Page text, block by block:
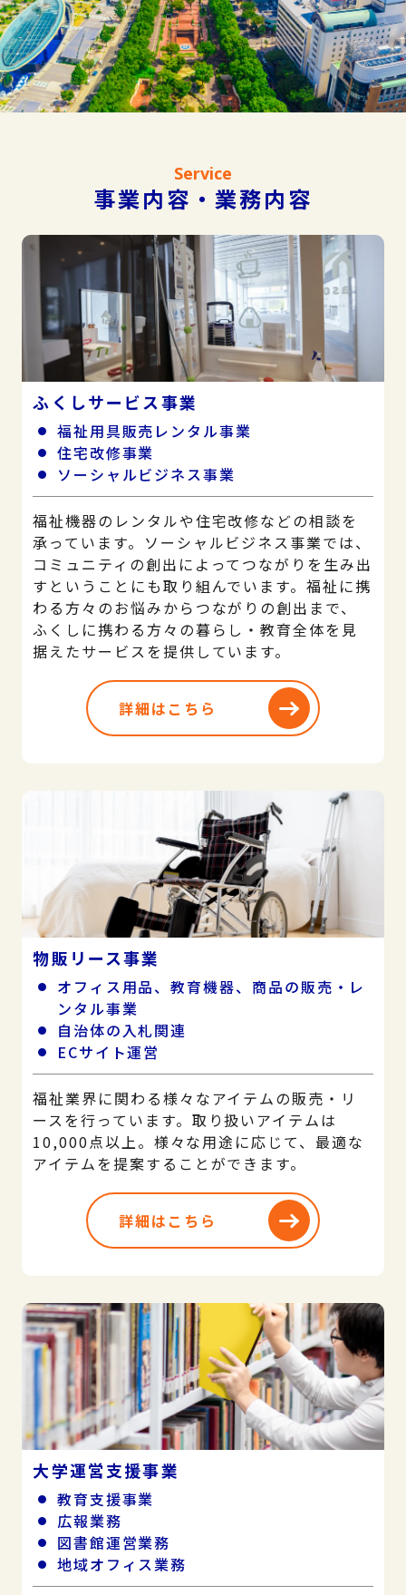
Service
事業内容・業務内容
ふくしサービス事業
福祉用具販売レンタル事業
住宅改修事業
ソーシャルビジネス事業
福祉機器のレンタルや住宅改修などの相談を
承っています。ソーシャルビジネス事業では、
コミュニティの創出によってつながりを生み出
すということにも取り組んでいます。福祉に携
わる方々のお悩みからつながりの創出まで、
ふくしに携わる方々の暮らし・教育全体を見
据えたサービスを提供しています。
詳細はこちら
物販リース事業
オフィス用品、教育機器、商品の販売・レ
ンタル事業
自治体の入札関連
ECサイト運営
福祉業界に関わる様々なアイテムの販売・リ
ースを行っています。取り扱いアイテムは
10,000点以上。様々な用途に応じて、最適な
アイテムを提案することができます。
詳細はこちら
大学運営支援事業
教育支援事業
広報業務
図書館運営業務
地域オフィス業務